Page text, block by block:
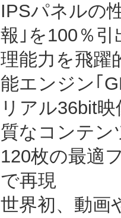
IPSパネルの
報｣を100％
理能力を飛躍
能エンジン｢
リアル36bit
質なコンテン
120枚の最適
で再現
世界初、動画